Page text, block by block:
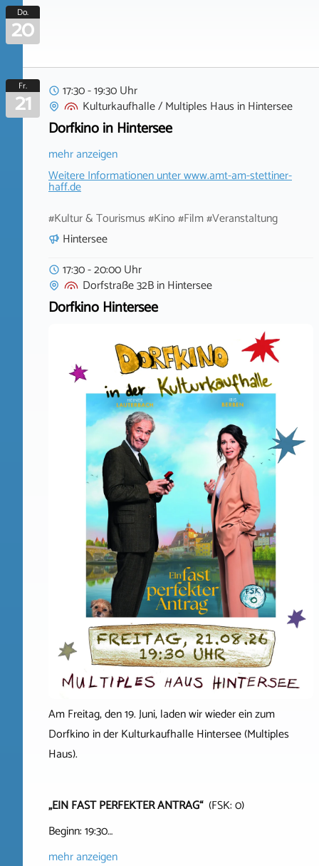
Do.
20
Fr.
21
17:30 - 19:30 Uhr
Kulturkaufhalle / Multiples Haus inHintersee
Dorfkino in Hintersee
mehr anzeigen
Weitere Informationen unterwww.amt-am-stettiner-
haff.de
#Kultur & Tourismus #Kino #Film #Veranstaltung
Hintersee
17:30 - 20:00 Uhr
Dorfstraße 32BinHintersee
Dorfkino Hintersee
Am Freitag, den 19. Juni, laden wir wieder ein zum
Dorfkino in der Kulturkaufhalle Hintersee (Multiples
Haus).
„EIN FAST PERFEKTER ANTRAG“ (FSK: 0)
Beginn: 19:30…
mehr anzeigen